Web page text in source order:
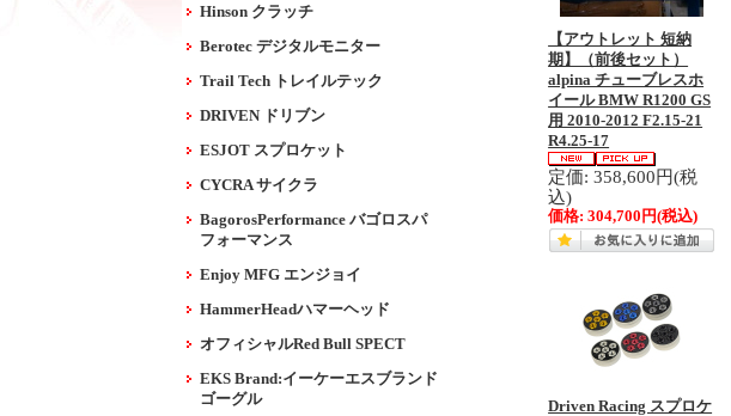
Hinson クラッチ
Berotec デジタルモニター
Trail Tech トレイルテック
DRIVEN ドリブン
ESJOT スプロケット
CYCRA サイクラ
BagorosPerformance バゴロスパ
フォーマンス
Enjoy MFG エンジョイ
HammerHeadハマーヘッド
オフィシャルRed Bull SPECT
EKS Brand:イーケーエスブランド
ゴーグル
【アウトレット 短納
期】（前後セット）
alpina チューブレスホ
イール BMW R1200 GS
用 2010-2012 F2.15-21
R4.25-17
定価: 358,600円(税
込)
価格:304,700円(税込)
Driven Racing スプロケ